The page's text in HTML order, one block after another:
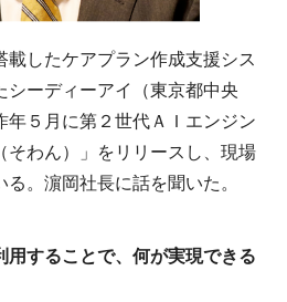
したケアプラン作成支援シス
シーディーアイ（東京都中央
年５月に第２世代ＡＩエンジン
そわん）」をリリースし、現場
。濵岡社長に話を聞いた。
することで、何が実現できる